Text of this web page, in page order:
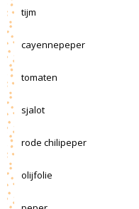
tijm
cayennepeper
tomaten
sjalot
rode chilipeper
olijfolie